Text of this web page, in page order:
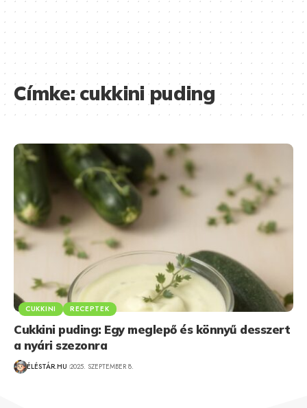
Címke:cukkini puding
CUKKINI RECEPTEK
Cukkini puding: Egy meglepő és könnyű desszert
a nyári szezonra
ÉLÉSTÁR.HU 2025. SZEPTEMBER 8.